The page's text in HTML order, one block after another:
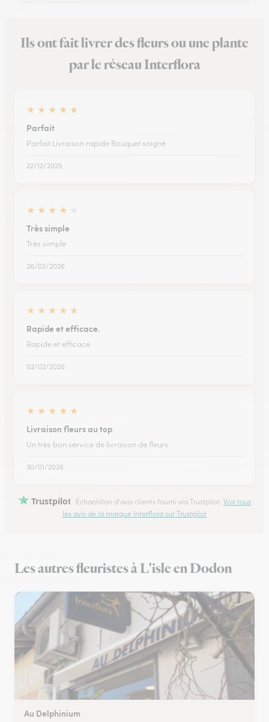
Ils ont fait livrer des fleurs ou une plante
par le réseau Interflora
★ ★ ★ ★ ★
Parfait
Parfait Livraison rapide Bouquet soigné
22/12/2025
★ ★ ★ ★
Très simple
Très simple
26/02/2026
★ ★ ★ ★ ★
Rapide et efficace.
Rapide et efficace.
02/02/2026
★ ★ ★ ★ ★
Livraison fleurs au top
Un très bon service de livraison de fleurs
30/01/2026
Trustpilot Échantillon d'avis clients fourni via Trustpilot. Voir tous
les avis de la marque Interflora sur Trustpilot
Les autres fleuristes à L'isle en Dodon
Au Delphinium